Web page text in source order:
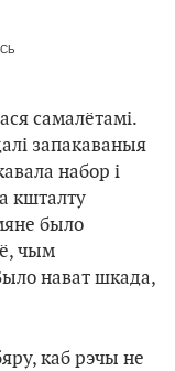
самалётамі.
запакаваныя
набор і
кшталту
было
чым
нават шкада,
каб рэчы не